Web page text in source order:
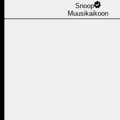
Snoop
Muusikaikoon